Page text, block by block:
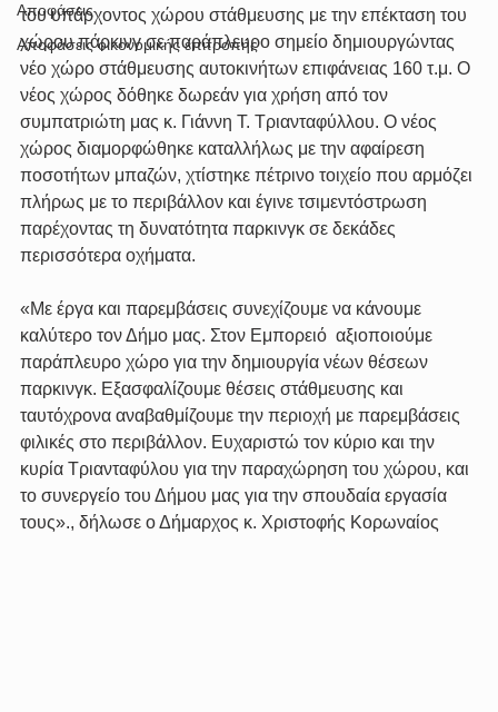
Αποφάσεις
Αποφάσεις οικονομικής επιτροπής
του υπάρχοντος χώρου στάθμευσης με την επέκταση του
χώρου πάρκινγ σε παράπλευρο σημείο δημιουργώντας
νέο χώρο στάθμευσης αυτοκινήτων επιφάνειας 160 τ.μ. Ο
νέος χώρος δόθηκε δωρεάν για χρήση από τον
συμπατριώτη μας κ. Γιάννη Τ. Τριανταφύλλου. Ο νέος
χώρος διαμορφώθηκε καταλλήλως με την αφαίρεση
ποσοτήτων μπαζών, χτίστηκε πέτρινο τοιχείο που αρμόζει
πλήρως με το περιβάλλον και έγινε τσιμεντόστρωση
παρέχοντας τη δυνατότητα παρκινγκ σε δεκάδες
περισσότερα οχήματα.
«Με έργα και παρεμβάσεις συνεχίζουμε να κάνουμε
καλύτερο τον Δήμο μας. Στον Εμπορειό  αξιοποιούμε
παράπλευρο χώρο για την δημιουργία νέων θέσεων
παρκινγκ. Εξασφαλίζουμε θέσεις στάθμευσης και
ταυτόχρονα αναβαθμίζουμε την περιοχή με παρεμβάσεις
φιλικές στο περιβάλλον. Ευχαριστώ τον κύριο και την
κυρία Τριανταφύλου για την παραχώρηση του χώρου, και
το συνεργείο του Δήμου μας για την σπουδαία εργασία
τους»., δήλωσε ο Δήμαρχος κ. Χριστοφής Κορωναίος